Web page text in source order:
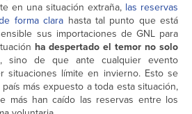
en una situación extraña, las reservas
forma clara hasta tal punto que está
sus importaciones de GNL para
ha despertado el temor no solo
, sino de que ante cualquier evento
situaciones límite en invierno. Esto se
más expuesto a toda esta situación,
más han caído las reservas entre los